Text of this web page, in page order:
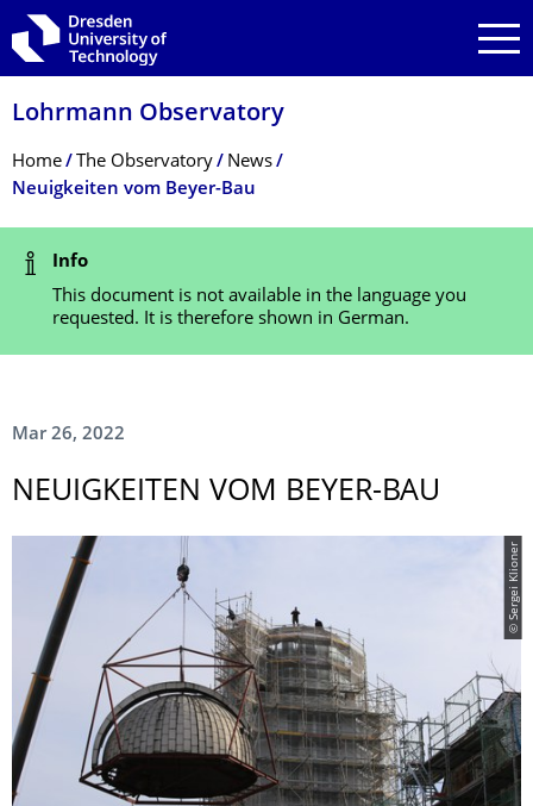
Skip to main navigation
Skip to search
Skip to content
Lohrmann Observatory
Breadcrumb Menu
Home The Observatory
News
Neuigkeiten vom Beyer-Bau
Status Message
Info
This document is not available in the language you
requested. It is therefore shown in German.
Mar 26, 2022
NEUIGKEITEN VOM BEYER-BAU
© Sergei Klioner